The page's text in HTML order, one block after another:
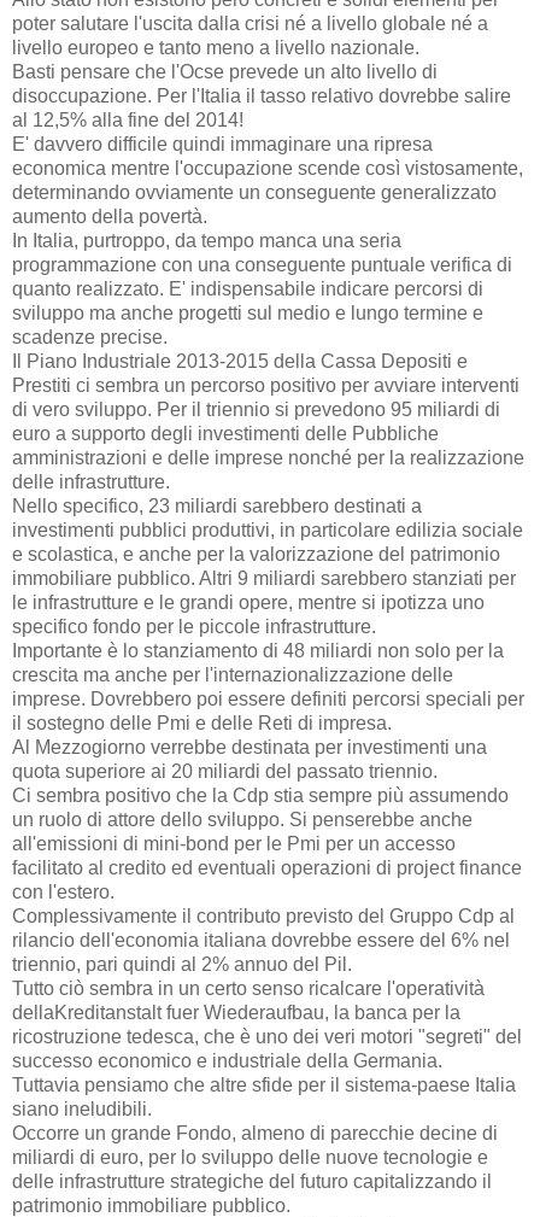
poter salutare l'uscita dalla crisi né a livello globale né a
livello europeo e tanto meno a livello nazionale.
Basti pensare che l'Ocse prevede un alto livello di
disoccupazione. Per l'Italia il tasso relativo dovrebbe salire
al 12,5% alla fine del 2014!
E' davvero difficile quindi immaginare una ripresa
economica mentre l'occupazione scende così vistosamente,
determinando ovviamente un conseguente generalizzato
aumento della povertà.
In Italia, purtroppo, da tempo manca una seria
programmazione con una conseguente puntuale verifica di
quanto realizzato. E' indispensabile indicare percorsi di
sviluppo ma anche progetti sul medio e lungo termine e
scadenze precise.
Il Piano Industriale 2013-2015 della Cassa Depositi e
Prestiti ci sembra un percorso positivo per avviare interventi
di vero sviluppo. Per il triennio si prevedono 95 miliardi di
euro a supporto degli investimenti delle Pubbliche
amministrazioni e delle imprese nonché per la realizzazione
delle infrastrutture.
Nello specifico, 23 miliardi sarebbero destinati a
investimenti pubblici produttivi, in particolare edilizia sociale
e scolastica, e anche per la valorizzazione del patrimonio
immobiliare pubblico. Altri 9 miliardi sarebbero stanziati per
le infrastrutture e le grandi opere, mentre si ipotizza uno
specifico fondo per le piccole infrastrutture.
Importante è lo stanziamento di 48 miliardi non solo per la
crescita ma anche per l'internazionalizzazione delle
imprese. Dovrebbero poi essere definiti percorsi speciali per
il sostegno delle Pmi e delle Reti di impresa.
Al Mezzogiorno verrebbe destinata per investimenti una
quota superiore ai 20 miliardi del passato triennio.
Ci sembra positivo che la Cdp stia sempre più assumendo
un ruolo di attore dello sviluppo. Si penserebbe anche
all'emissioni di mini-bond per le Pmi per un accesso
facilitato al credito ed eventuali operazioni di project finance
con l'estero.
Complessivamente il contributo previsto del Gruppo Cdp al
rilancio dell'economia italiana dovrebbe essere del 6% nel
triennio, pari quindi al 2% annuo del Pil.
Tutto ciò sembra in un certo senso ricalcare l'operatività
dellaKreditanstalt fuer Wiederaufbau, la banca per la
ricostruzione tedesca, che è uno dei veri motori "segreti" del
successo economico e industriale della Germania.
Tuttavia pensiamo che altre sfide per il sistema-paese Italia
siano ineludibili.
Occorre un grande Fondo, almeno di parecchie decine di
miliardi di euro, per lo sviluppo delle nuove tecnologie e
delle infrastrutture strategiche del futuro capitalizzando il
patrimonio immobiliare pubblico.